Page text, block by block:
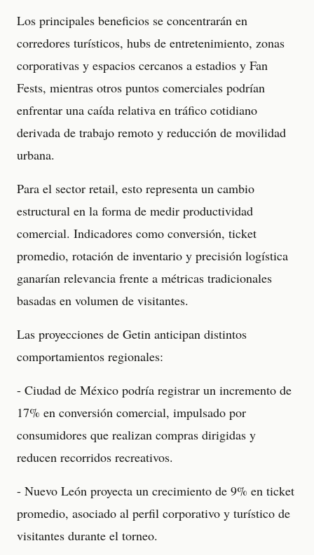
Los principales beneficios se concentrarán en
corredores turísticos, hubs de entretenimiento, zonas
corporativas y espacios cercanos a estadios y Fan
Fests, mientras otros puntos comerciales podrían
enfrentar una caída relativa en tráfico cotidiano
derivada de trabajo remoto y reducción de movilidad
urbana.
Para el sector retail, esto representa un cambio
estructural en la forma de medir productividad
comercial. Indicadores como conversión, ticket
promedio, rotación de inventario y precisión logística
ganarían relevancia frente a métricas tradicionales
basadas en volumen de visitantes.
Las proyecciones de Getin anticipan distintos
comportamientos regionales:
- Ciudad de México podría registrar un incremento de
17% en conversión comercial, impulsado por
consumidores que realizan compras dirigidas y
reducen recorridos recreativos.
- Nuevo León proyecta un crecimiento de 9% en ticket
promedio, asociado al perfil corporativo y turístico de
visitantes durante el torneo.